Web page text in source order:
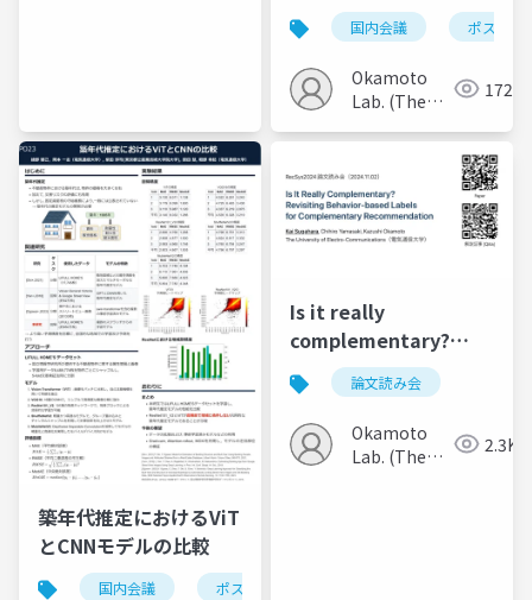
国内会議 ポスター
Okamoto
Lab. (The
Communications)
172
築年代推定におけるViT
とCNNモデルの比較
国内会議 ポスター
Is it really
complementary?
Revisiting behavior-
based labels for
complementary
recommendation
論文読み会
Okamoto
Lab. (The
2.3K